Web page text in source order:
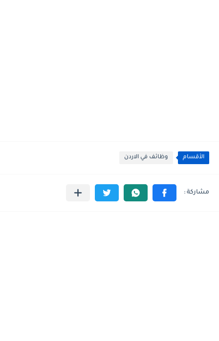
الأقسام وظائف في الاردن